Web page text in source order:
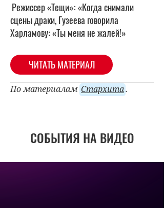
Режиссер «Тещи»: «Когда снимали
сцены драки, Гузеева говорила
Харламову: «Ты меня не жалей!»
ЧИТАТЬ МАТЕРИАЛ
По материалам Стархита.
СОБЫТИЯ НА ВИДЕО